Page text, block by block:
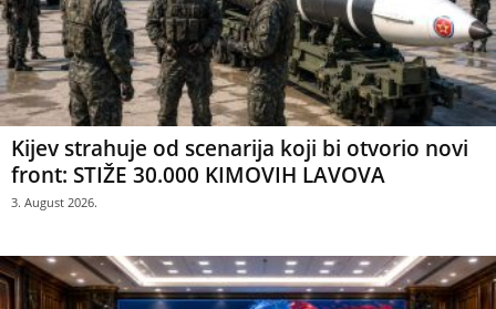
Kijev strahuje od scenarija koji bi otvorio novi
front: STIŽE 30.000 KIMOVIH LAVOVA
3. August 2026.